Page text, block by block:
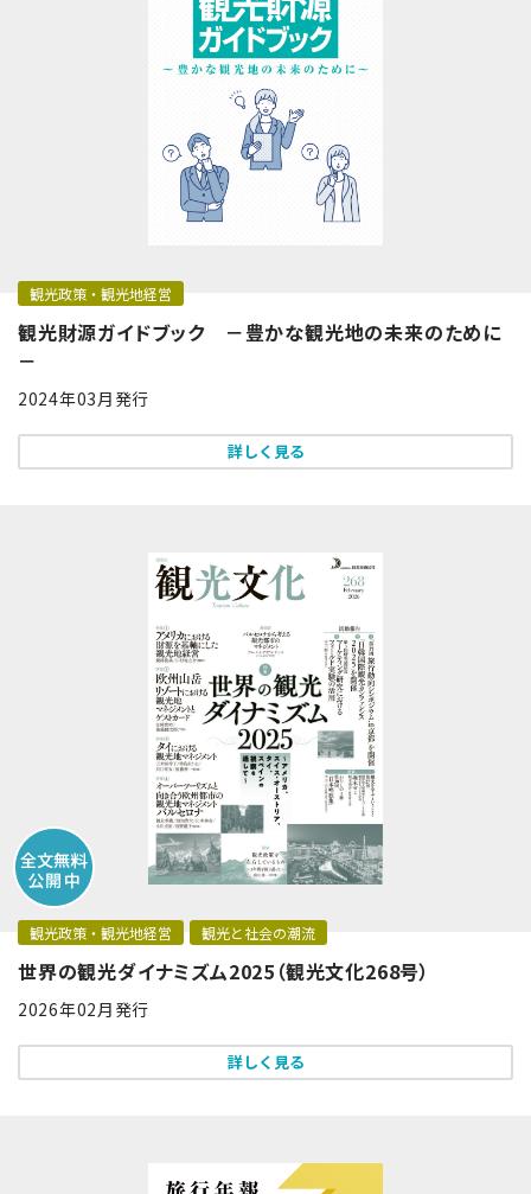
観光政策・観光地経営
観光財源ガイドブック －豊かな観光地の未来のために
－
2024年03月発行
詳しく見る
観光政策・観光地経営 観光と社会の潮流
世界の観光ダイナミズム2025（観光文化268号）
2026年02月発行
詳しく見る